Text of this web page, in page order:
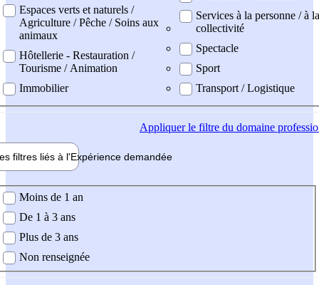
Espaces verts et naturels /
Agriculture / Pêche / Soins aux
animaux
Hôtellerie - Restauration /
Tourisme / Animation
Immobilier
Services à la personne / à la
collectivité
Spectacle
Sport
Transport / Logistique
Appliquerle filtre du domaine
filtres liés à l'Expérience demandée
demandée
Moins de 1 an
De 1 à 3 ans
Plus de 3 ans
Non renseignée